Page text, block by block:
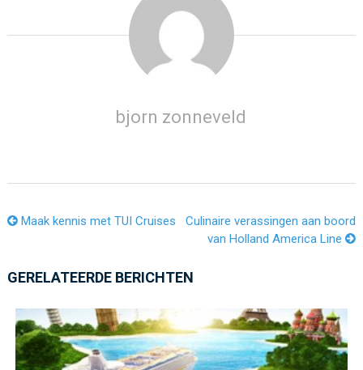
bjorn zonneveld
Maak kennis met TUI Cruises
Culinaire verassingen aan boord
van Holland America Line
GERELATEERDE BERICHTEN